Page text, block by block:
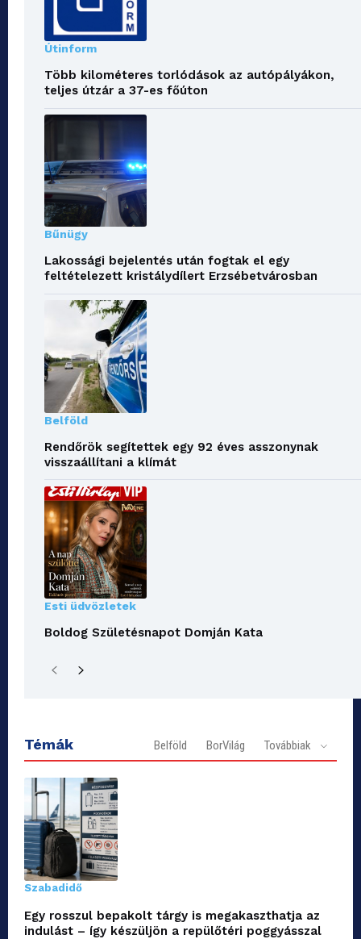
Útinform
Több kilométeres torlódások az autópályákon,
teljes útzár a 37-es főúton
Bűnügy
Lakossági bejelentés után fogtak el egy
feltételezett kristálydílert Erzsébetvárosban
Belföld
Rendőrök segítettek egy 92 éves asszonynak
visszaállítani a klímát
Esti üdvözletek
Boldog Születésnapot Domján Kata
Témák Belföld BorVilág Továbbiak
Szabadidő
Egy rosszul bepakolt tárgy is megakaszthatja az
indulást – így készüljön a repülőtéri poggyásszal